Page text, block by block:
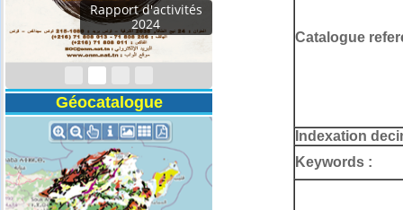
Programmes
Techniques 2026
Géocatalogue
Catalogue
Indexation
Keywords :